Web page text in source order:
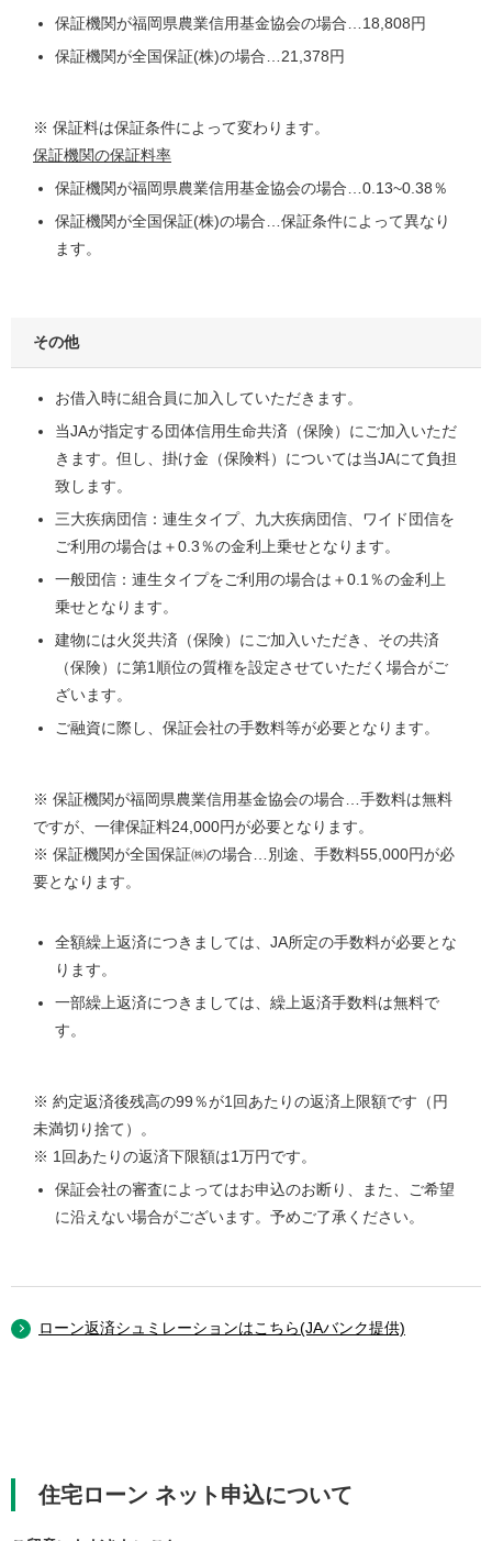
保証機関が福岡県農業信用基金協会の場合…18,808円
保証機関が全国保証(株)の場合…21,378円
※ 保証料は保証条件によって変わります。
保証機関の保証料率
保証機関が福岡県農業信用基金協会の場合…0.13~0.38％
保証機関が全国保証(株)の場合…保証条件によって異なり
ます。
その他
お借入時に組合員に加入していただきます。
当JAが指定する団体信用生命共済（保険）にご加入いただ
きます。但し、掛け金（保険料）については当JAにて負担
致します。
三大疾病団信：連生タイプ、九大疾病団信、ワイド団信を
ご利用の場合は＋0.3％の金利上乗せとなります。
一般団信：連生タイプをご利用の場合は＋0.1％の金利上
乗せとなります。
建物には火災共済（保険）にご加入いただき、その共済
（保険）に第1順位の質権を設定させていただく場合がご
ざいます。
ご融資に際し、保証会社の手数料等が必要となります。
※ 保証機関が福岡県農業信用基金協会の場合…手数料は無料
ですが、一律保証料24,000円が必要となります。
※ 保証機関が全国保証㈱の場合…別途、手数料55,000円が必
要となります。
全額繰上返済につきましては、JA所定の手数料が必要とな
ります。
一部繰上返済につきましては、繰上返済手数料は無料で
す。
※ 約定返済後残高の99％が1回あたりの返済上限額です（円
未満切り捨て）。
※ 1回あたりの返済下限額は1万円です。
保証会社の審査によってはお申込のお断り、また、ご希望
に沿えない場合がございます。予めご了承ください。
ローン返済シュミレーションはこちら(JAバンク提供)
住宅ローン ネット申込について